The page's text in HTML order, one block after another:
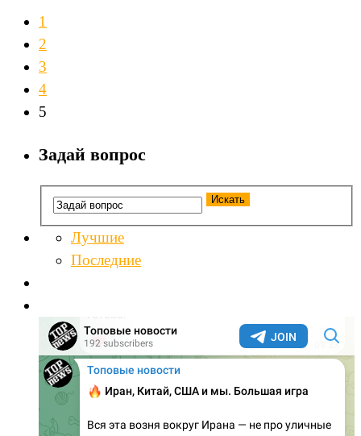
1
2
3
4
5
Задай вопрос
Лучшие
Последние